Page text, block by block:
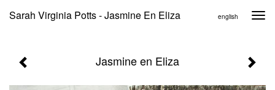
Sarah Virginia Potts - Jasmine En Eliza english
Jasmine en Eliza